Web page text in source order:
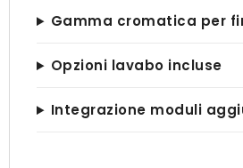
Gamma cromatica per
Opzioni lavabo incluse
Integrazione moduli